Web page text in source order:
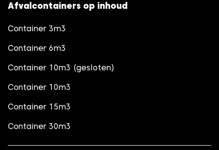
Afvalcontainers op inhoud
Container 3m3
Container 6m3
Container 10m3 (gesloten)
Container 10m3
Container 15m3
Container 30m3